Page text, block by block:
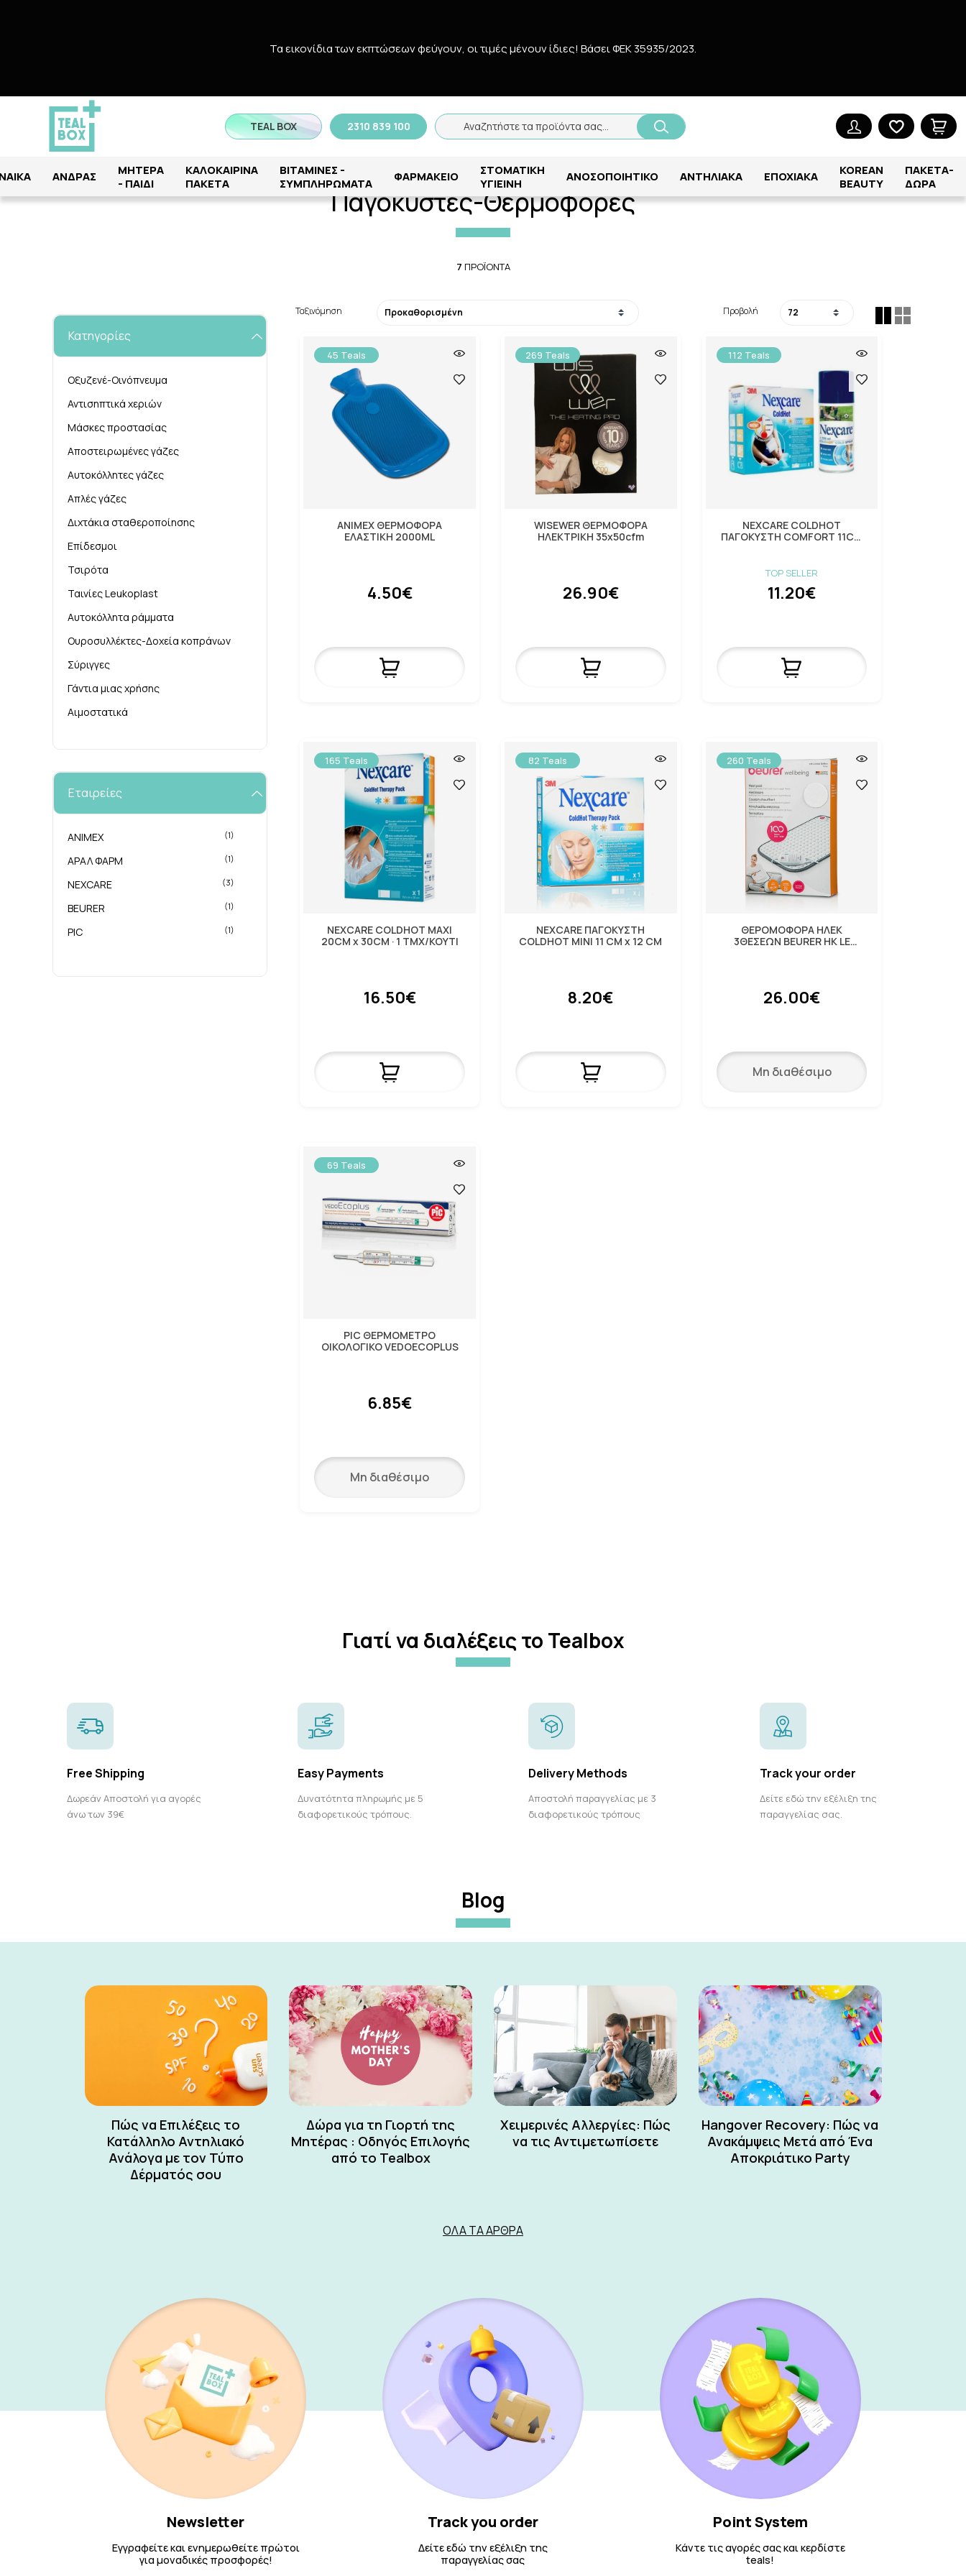
Τα εικονίδια των εκπτώσεων φεύγουν, οι τιμές μένουν ίδιες! Bάσει ΦΕΚ 35935/2023.
TEAL BOX 2310 839 100 Αναζητήστε τα προϊόντα σας...
ΑΝΔΡΑΣ
ΜΗΤΕΡΑ
- ΠΑΙΔΙ
ΚΑΛΟΚΑΙΡΙΝΑ
ΠΑΚΕΤΑ
ΒΙΤΑΜΙΝΕΣ -
ΣΥΜΠΛΗΡΩΜΑΤΑ
ΦΑΡΜΑΚΕΙΟ
ΣΤΟΜΑΤΙΚΗ
ΥΓΙΕΙΝΗ
ΑΝΟΣΟΠΟΙΗΤΙΚΟ ΑΝΤΗΛΙΑΚΑ ΕΠΟΧΙΑΚΑ
KOREAN
BEAUTY
ΠΑΚΕΤΑ-
ΔΩΡΑ
Αναζήτηση
Παγοκύστες-Θερμοφόρες
7 ΠΡΟΪΌΝΤΑ
Κατηγορίες
Οξυζενέ-Οινόπνευμα
Αντισηπτικά χεριών
Μάσκες προστασίας
Αποστειρωμένες γάζες
Αυτοκόλλητες γάζες
Απλές γάζες
Διχτάκια σταθεροποίησης
Επίδεσμοι
Τσιρότα
Ταινίες Leukoplast
Αυτοκόλλητα ράμματα
Ουροσυλλέκτες-Δοχεία κοπράνων
Σύριγγες
Γάντια μιας χρήσης
Αιμοστατικά
Ασετόν
Θήκες χαπιών
Εταιρείες
ANIMEX (1)
ΑΡΑΛ ΦΑΡΜ (1)
NEXCARE (3)
BEURER (1)
PIC (1)
Ταξινόμηση Προβολή
45 Teals
ANIMEX ΘΕΡΜΟΦΟΡΑ
ΕΛΑΣΤΙΚΗ 2000ML
4.50€
269 Teals
WISEWER ΘΕΡΜΟΦΟΡΑ
ΗΛΕΚΤΡΙΚΗ 35χ50cfm
26.90€
112 Teals
NEXCARE COLDHOT
ΠΑΓΟΚΥΣΤΗ COMFORT 11CM
TOP SELLER
11.20€
165 Teals
NEXCARE COLDHOT MAXI
20CM x 30CM · 1 ΤΜΧ/ΚΟΥΤΙ
16.50€
82 Teals
NEXCARE ΠΑΓΟΚΥΣΤΗ
COLDHOT MINI 11 CM x 12 CM
8.20€
260 Teals
ΘΕΡΟΜΟΦΟΡΑ ΗΛΕΚ
3ΘΕΣΕΩΝ BEURER HK LE
26.00€
Μη διαθέσιμο
69 Teals
PIC ΘΕΡΜΟΜΕΤΡΟ
ΟΙΚΟΛΟΓΙΚΟ VEDOECOPLUS
6.85€
Μη διαθέσιμο
Γιατί να διαλέξεις το Tealbox
Free Shipping
Δωρεάν Αποστολή για αγορές
άνω των 39€
Easy Payments
Δυνατότητα πληρωμής με 5
διαφορετικούς τρόπους.
Delivery Methods
Αποστολή παραγγελίας με 3
διαφορετικούς τρόπους
Track your order
Δείτε εδώ την εξέλιξη της
παραγγελίας σας.
Blog
Πώς να Επιλέξεις το
Κατάλληλο Αντηλιακό
Ανάλογα με τον Τύπο
Δέρματός σου
Δώρα για τη Γιορτή της
Μητέρας : Οδηγός Επιλογής
από το Tealbox
Χειμερινές Αλλεργίες: Πώς
να τις Αντιμετωπίσετε
Hangover Recovery: Πώς να
Ανακάμψεις Μετά από Ένα
Αποκριάτικο Party
ΌΛΑ ΤΑ ΆΡΘΡΑ
Newsletter
Εγγραφείτε και ενημερωθείτε πρώτοι
για μοναδικές προσφορές!
Track you order
Δείτε εδώ την εξέλιξη της
παραγγελίας σας
Point System
Κάντε τις αγορές σας και κερδίστε
teals!